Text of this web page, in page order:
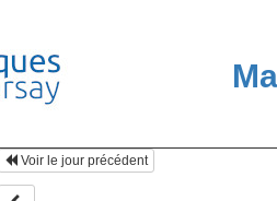
Voir le jour précédent